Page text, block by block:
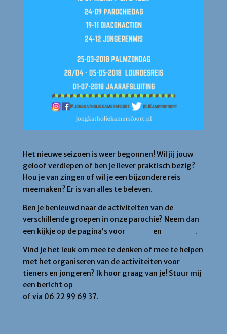
Het nieuwe seizoen is weer begonnen! Wil jij jouw
geloof verdiepen of ben je liever praktisch bezig?
Hou je van zingen of wil je een bijzondere reis
meemaken? Er is van alles te beleven.
Ben je benieuwd naar de activiteiten van de
verschillende groepen in onze parochie? Neem dan
een kijkje op de pagina’s voor
en .
Vind je het leuk om mee te denken of mee te helpen
met het organiseren van de activiteiten voor
tieners en jongeren? Ik hoor graag van je! Stuur mij
een bericht op
of via 06 22 99 69 37.